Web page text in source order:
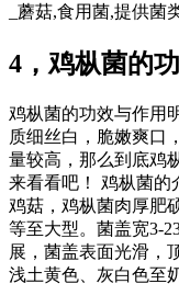
_蘑菇,食用菌,提供菌
4，鸡枞菌的
鸡枞菌的功效与作用
质细丝白，脆嫩爽口
量较高，那么到底鸡
来看看吧！ 鸡枞菌的
鸡菇，鸡枞菌肉厚肥
等至大型。菌盖宽3-
展，菌盖表面光滑，
浅土黄色、灰白色至